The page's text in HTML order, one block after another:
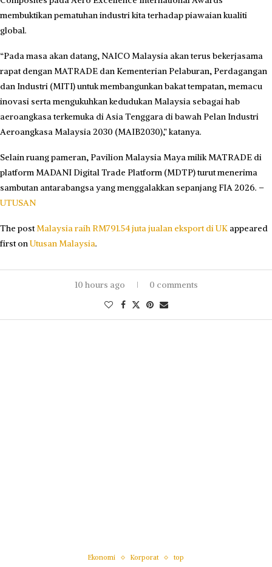
membuktikan pematuhan industri kita terhadap piawaian kualiti
global.
“Pada masa akan datang, NAICO Malaysia akan terus bekerjasama
rapat dengan MATRADE dan Kementerian Pelaburan, Perdagangan
dan Industri (MITI) untuk membangunkan bakat tempatan, memacu
inovasi serta mengukuhkan kedudukan Malaysia sebagai hab
aeroangkasa terkemuka di Asia Tenggara di bawah Pelan Industri
Aeroangkasa Malaysia 2030 (MAIB2030),” katanya.
Selain ruang pameran, Pavilion Malaysia Maya milik MATRADE di
platform MADANI Digital Trade Platform (MDTP) turut menerima
sambutan antarabangsa yang menggalakkan sepanjang FIA 2026. –
UTUSAN
The postMalaysia raih RM791.54 juta jualan eksport di UK appeared
first onUtusan Malaysia.
10 hours ago 0 comments
Ekonomi Korporat top